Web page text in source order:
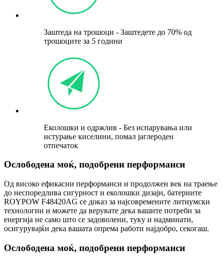
Заштеда на трошоци - Заштедете до 70% од
трошоците за 5 години
Еколошки и одржлив - Без испарувања или
истурање киселини, помал јаглероден
отпечаток
Ослободена моќ, подобрени перформанси
Од високо ефикасни перформанси и продолжен век на траење
до неспоредлива сигурност и еколошки дизајн, батериите
ROYPOW F48420AG се доказ за најсовремените литиумски
технологии и можете да верувате дека вашите потреби за
енергија не само што се задоволени, туку и надминати,
осигурувајќи дека вашата опрема работи најдобро, секогаш.
Ослободена моќ, подобрени перформанси